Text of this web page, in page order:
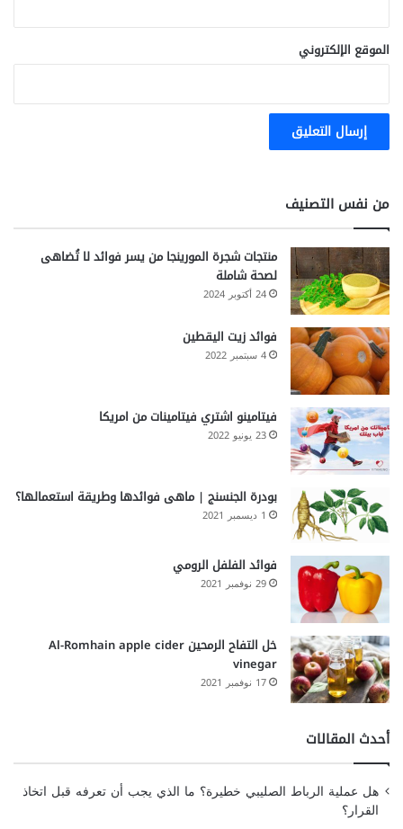
الموقع الإلكتروني
من نفس التصنيف
منتجات شجرة المورينجا من يسر فوائد لا تُضاهى
لصحة شاملة
24 أكتوبر 2024
فوائد زيت اليقطين
4 سبتمبر 2022
فيتامينو اشتري فيتامينات من امريكا
23 يونيو 2022
بودرة الجنسنج | ماهى فوائدها وطريقة استعمالها؟
1 ديسمبر 2021
فوائد الفلفل الرومي
29 نوفمبر 2021
خل التفاح الرمحين Al-Romhain apple cider
vinegar
17 نوفمبر 2021
أحدث المقالات
هل عملية الرباط الصليبي خطيرة؟ ما الذي يجب أن تعرفه قبل اتخاذ
القرار؟